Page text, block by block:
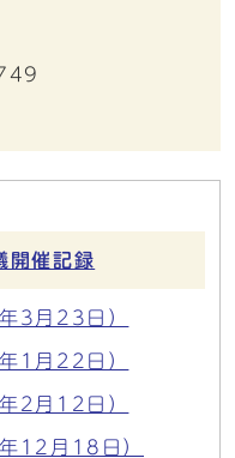
催記録
3月23日）
1月22日）
2月12日）
12月18日）